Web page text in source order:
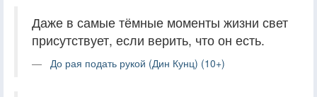
Даже в самые тёмные моменты жизни свет
присутствует, если верить, что он есть.
До рая подать рукой (Дин Кунц) (10+)